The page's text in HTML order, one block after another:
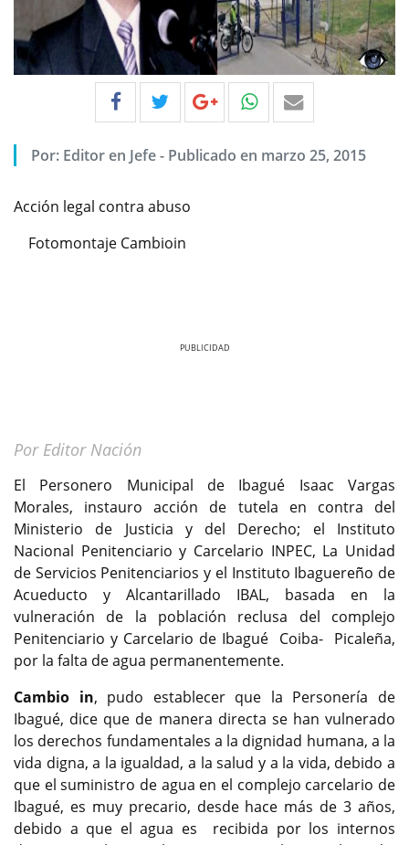
Por: Editor en Jefe- Publicado en marzo 25, 2015
Acción legal contra abuso
Fotomontaje Cambioin
Por Editor Nación
El Personero Municipal de Ibagué Isaac Vargas
Morales, instauro acción de tutela en contra del
Ministerio de Justicia y del Derecho; el Instituto
Nacional Penitenciario y Carcelario INPEC, La Unidad
de Servicios Penitenciarios y el Instituto Ibaguereñ̃o de
Acueducto y Alcantarillado IBAL, basada en la
vulneración de la población reclusa del complejo
Penitenciario y Carcelario de Ibagué Coiba- Picaleña,
por la falta de agua permanentemente.
Cambio in, pudo establecer que la Personería de
Ibagué, dice que de manera directa se han vulnerado
los derechos fundamentales a la dignidad humana, a la
vida digna, a la igualdad, a la salud y a la vida, debido a
que el suministro de agua en el complejo carcelario de
Ibagué, es muy precario, desde hace más de 3 años,
debido a que el agua es recibida por los internos